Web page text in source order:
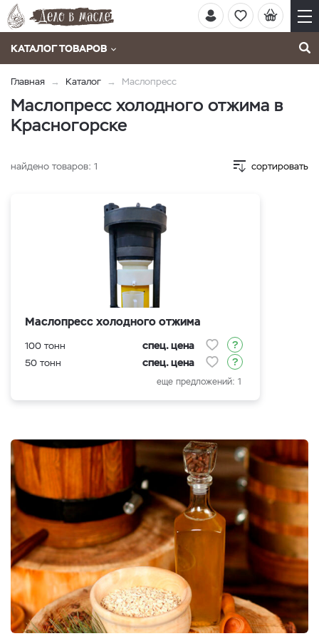
КАТАЛОГ ТОВАРОВ
Главная Каталог Маслопресс
Маслопресс холодного отжима в
Красногорске
найдено товаров: 1 сортировать
Маслопресс холодного отжима
100 тонн спец. цена
50 тонн спец. цена
еще предложений: 1